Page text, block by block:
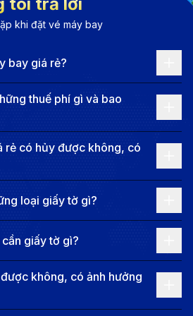
bay thẳng từ Đà Lạt đến
trước khi đến điểm đến cuối
không và hành trình cụ thể,
thể kéo dài từ 20 đến 40 giờ,
chờ nối chuyến.
bay phù hợp sẽ giúp bạn tối ưu
thời có hành trình thuận lợi
tuyến bay phổ biến từ Đà Lạt
dễ dàng so sánh và đưa ra
cầu của mình.
Minh - Seoul - Minneapolis:
Air Lines khai thác chặng bay
tại Seoul trước khi đến điểm
khi đặt vé máy bay
bay giá rẻ?
thuế phí gì và bao
rẻ có hủy được không, có
loại giấy tờ gì?
giấy tờ gì?
không, có ảnh hưởng